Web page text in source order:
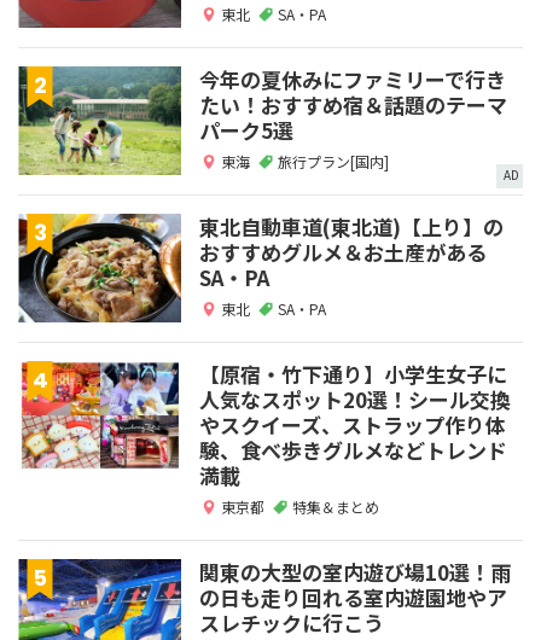
東北 SA・PA
今年の夏休みにファミリーで行き
たい！おすすめ宿＆話題のテーマ
パーク5選
東海 旅行プラン[国内]
AD
東北自動車道(東北道)【上り】の
おすすめグルメ＆お土産がある
SA・PA
東北 SA・PA
【原宿・竹下通り】小学生女子に
人気なスポット20選！シール交換
やスクイーズ、ストラップ作り体
験、食べ歩きグルメなどトレンド
満載
東京都 特集＆まとめ
関東の大型の室内遊び場10選！雨
の日も走り回れる室内遊園地やア
スレチックに行こう